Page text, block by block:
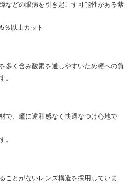
などの眼病を引き起こす可能性がある紫
％以上カット
多く含み酸素を通しやすいため瞳への負
。
で、瞳に違和感なく快適なつけ心地で
。
ことがないレンズ構造を採用していま